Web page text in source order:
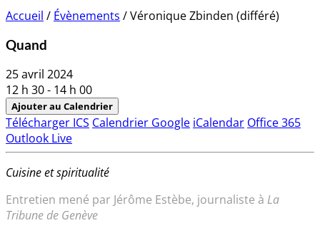
Accueil / Évènements /Véronique Zbinden (différé)
Quand
25 avril 2024
12 h 30 - 14 h 00
Ajouter au Calendrier
Télécharger ICS Calendrier Google iCalendar Office 365
Outlook Live
Cuisine et spiritualité
Entretien mené par Jérôme Estèbe, journaliste à La
Tribune de Genève